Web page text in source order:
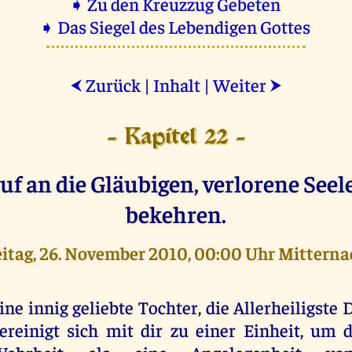
➧ Das Siegel des Lebendigen Gottes
⮜ Zurück | Inhalt |Weiter ⮞
- Kapitel 22 -
an die Gläubigen, verlorene
bekehren.
26. November 2010, 00:00 Uhr
innig geliebte Tochter, die Allerheiligste
sich mit dir zu einer Einheit, um